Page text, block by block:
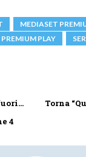
MEDIASET
PREMIUM PLAY
4
Torna